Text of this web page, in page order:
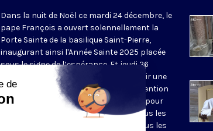
Dans la nuit de Noël ce mardi 24 décembre, le
pape François a ouvert solennellement la
Porte Sainte de la basilique Saint-Pierre,
inaugurant ainsi l'Année Sainte 2025 placée
sous le signe de l’espérance. Et jeudi 26
décembre, le Saint-Père a choisi d'ouvrir une
seconde Porte Sainte au centre de détention
de Rebibbia dans le nord est de Rome, pour
manifester la proximité de l'Eglise à tous les
détenus. Ce Jubilé ordinaire, célébré tous les